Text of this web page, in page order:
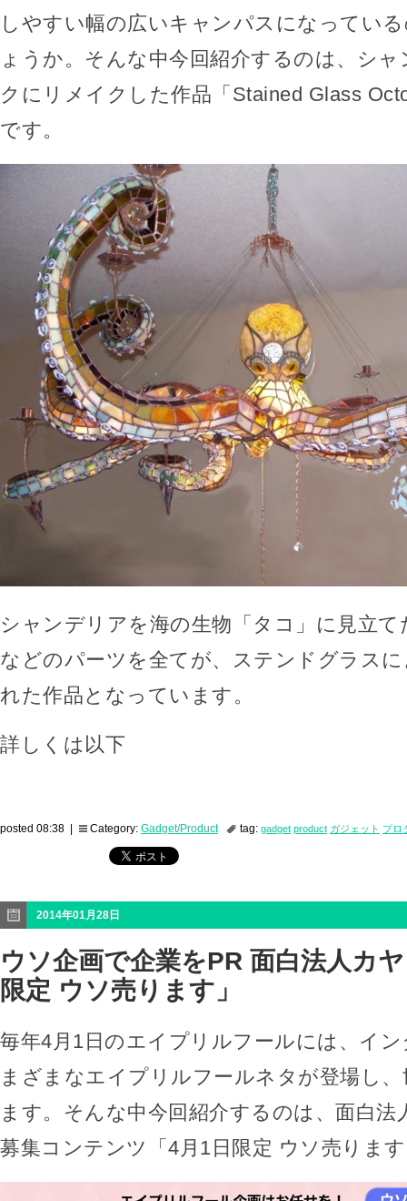
しやすい幅の広いキャンパスになってい
ょうか。そんな中今回紹介するのは、シ
クにリメイクした作品「Stained Glass
です。
シャンデリアを海の生物「タコ」に見立
などのパーツを全てが、ステンドグラス
れた作品となっています。
詳しくは以下
posted 08:38 | Category: Gadget/Product tag: gadget product ガジェット プロ
2014年01月28日
ウソ企画で企業をPR 面白法人カ
限定 ウソ売ります」
毎年4月1日のエイプリルフールには、イ
まざまなエイプリルフールネタが登場し
ます。そんな中今回紹介するのは、面白
募集コンテンツ「4月1日限定 ウソ売りま